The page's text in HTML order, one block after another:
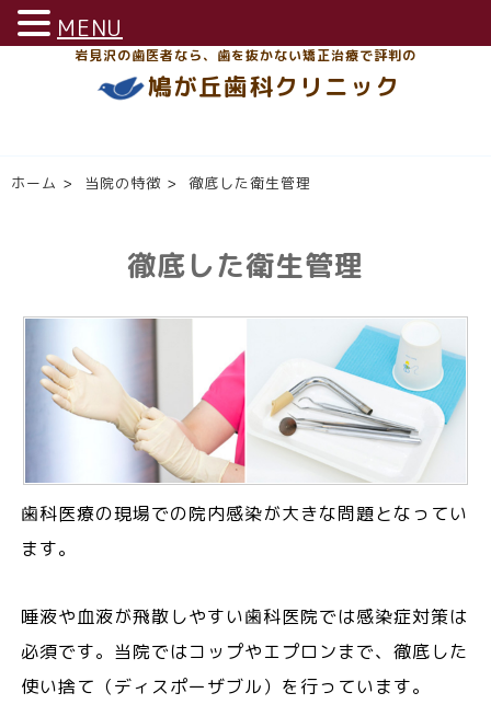
岩見沢の歯医者なら、歯を抜かない矯正治療で評判の
鳩が丘歯科クリニック
ホーム > 当院の特徴 > 徹底した衛生管理
徹底した衛生管理
歯科医療の現場での院内感染が大きな問題となってい
ます。
唾液や血液が飛散しやすい歯科医院では感染症対策は
必須です。当院ではコップやエプロンまで、徹底した
使い捨て（ディスポーザブル）を行っています。
MENU